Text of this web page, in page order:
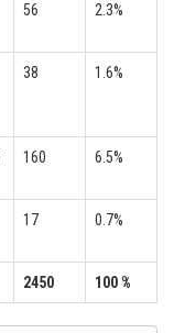
56 2.3%
38 1.6%
160 6.5%
17 0.7%
2450 100 %